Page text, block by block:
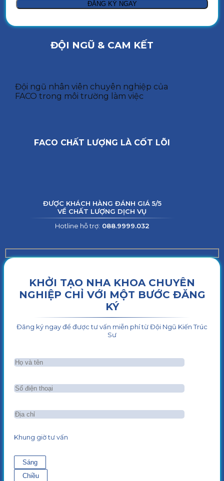
ĐỘI NGŨ & CAM KẾT
Đội ngũ nhân viên chuyên nghiệp của
FACO trong môi trường làm việc
FACO CHẤT LƯỢNG LÀ CỐT LÕI
ĐƯỢC KHÁCH HÀNG ĐÁNH GIÁ 5/5
VỀ CHẤT LƯỢNG DỊCH VỤ
Hotline hỗ trợ: 088.9999.032
KHỞI TẠO NHA KHOA CHUYÊN
NGHIỆP CHỈ VỚI MỘT BƯỚC ĐĂNG
KÝ
Đăng ký ngay để được tư vấn miễn phí từ Đội Ngũ Kiến Trúc
Sư
Khung giờ tư vấn
Sáng
Chiều